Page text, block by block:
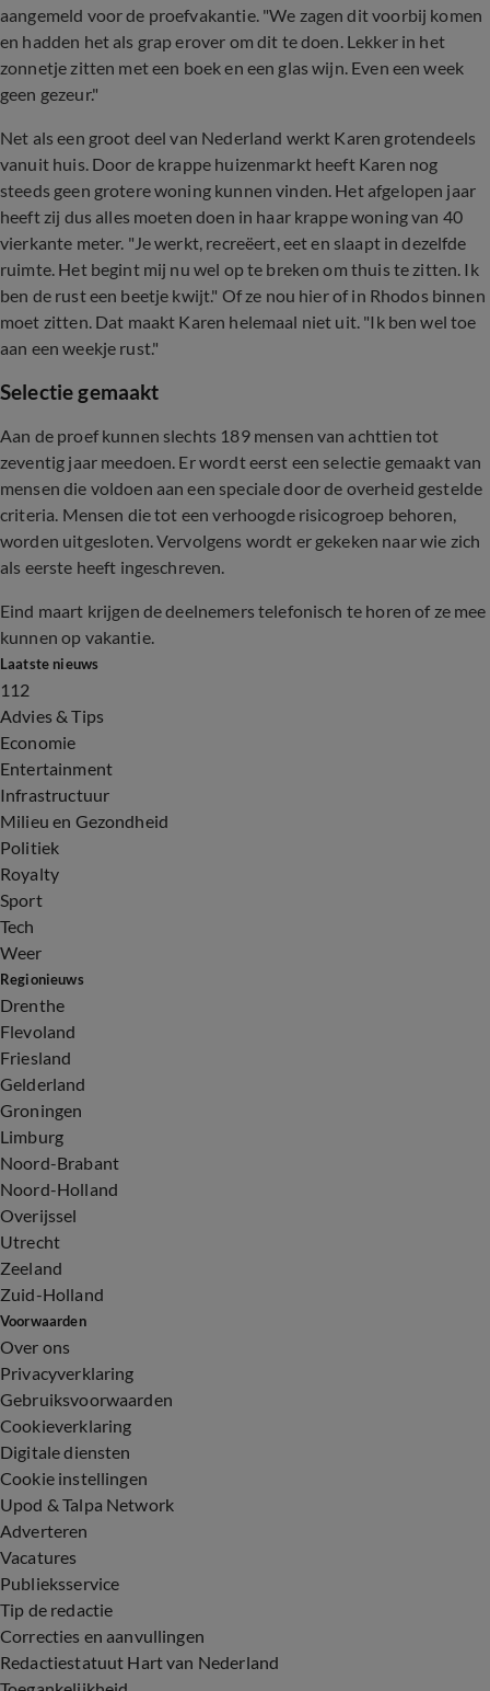
aangemeld voor de proefvakantie. "We zagen dit voorbij komen
en hadden het als grap erover om dit te doen. Lekker in het
zonnetje zitten met een boek en een glas wijn. Even een week
geen gezeur."
Net als een groot deel van Nederland werkt Karen grotendeels
vanuit huis. Door de krappe huizenmarkt heeft Karen nog
steeds geen grotere woning kunnen vinden. Het afgelopen jaar
heeft zij dus alles moeten doen in haar krappe woning van 40
vierkante meter. "Je werkt, recreëert, eet en slaapt in dezelfde
ruimte. Het begint mij nu wel op te breken om thuis te zitten. Ik
ben de rust een beetje kwijt." Of ze nou hier of in Rhodos binnen
moet zitten. Dat maakt Karen helemaal niet uit. "Ik ben wel toe
aan een weekje rust."
Selectie gemaakt
Aan de proef kunnen slechts 189 mensen van achttien tot
zeventig jaar meedoen. Er wordt eerst een selectie gemaakt van
mensen die voldoen aan een speciale door de overheid gestelde
criteria. Mensen die tot een verhoogde risicogroep behoren,
worden uitgesloten. Vervolgens wordt er gekeken naar wie zich
als eerste heeft ingeschreven.
Eind maart krijgen de deelnemers telefonisch te horen of ze mee
kunnen op vakantie.
Laatste nieuws
112
Advies & Tips
Economie
Entertainment
Infrastructuur
Milieu en Gezondheid
Politiek
Royalty
Sport
Tech
Weer
Regionieuws
Drenthe
Flevoland
Friesland
Gelderland
Groningen
Limburg
Noord-Brabant
Noord-Holland
Overijssel
Utrecht
Zeeland
Zuid-Holland
Voorwaarden
Over ons
Privacyverklaring
Gebruiksvoorwaarden
Cookieverklaring
Digitale diensten
Cookie instellingen
Upod & Talpa Network
Adverteren
Vacatures
Publieksservice
Tip de redactie
Correcties en aanvullingen
Redactiestatuut Hart van Nederland